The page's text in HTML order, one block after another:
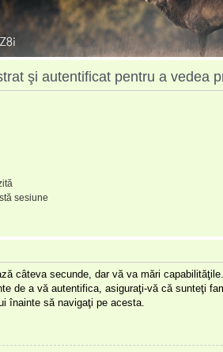
şi autentificat pentru a vedea
sesiune
câteva secunde, dar vă va mări
de a vă autentifica, asiguraţi-vă că sunteţi
înainte să navigaţi pe acesta.